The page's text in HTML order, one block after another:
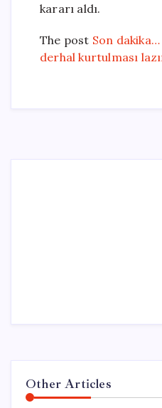
kararı aldı.
The post Son dakika…
derhal kurtulması
Other Articles